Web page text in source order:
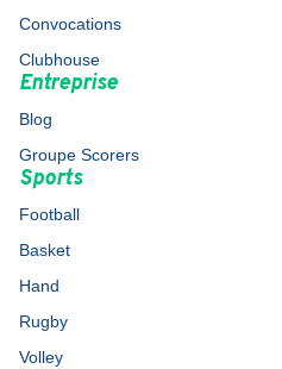
Convocations
Clubhouse
Entreprise
Blog
Groupe Scorers
Sports
Football
Basket
Hand
Rugby
Volley